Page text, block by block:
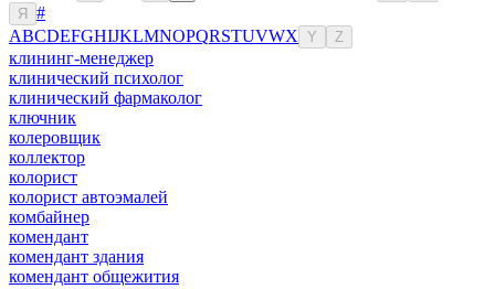
Я
#
ABCDEFGHIJKLMNOPQRSTUVWX Y Z
клининг-менеджер
клинический психолог
клинический фармаколог
ключник
колеровщик
коллектор
колорист
колорист автоэмалей
комбайнер
комендант
комендант здания
комендант общежития